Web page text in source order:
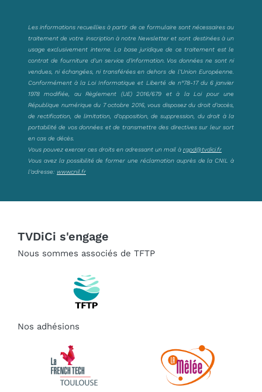
Les informations recueillies à partir de ce formulaire sont nécessaires au
traitement de votre inscription à notre Newsletter et sont destinées à un
usage exclusivement interne. La base juridique de ce traitement est le
contrat de fourniture d’un service d’information. Vos données ne sont ni
vendues, ni échangées, ni transférées en dehors de l’Union Européenne.
Conformément à la Loi Informatique et Liberté de n°78-17 du 6 janvier
1978 modifiée, au Règlement (UE) 2016/679 et à la Loi pour une
République numérique du 7 octobre 2016, vous disposez du droit d’accès,
de rectification, de limitation, d’opposition, de suppression, du droit à la
portabilité de vos données et de transmettre des directives sur leur sort
en cas de décès.
Vous pouvez exercer ces droits en adressant un mail à rgpd@tvdici.fr
Vous avez la possibilité de former une réclamation auprès de la CNIL à
l’adresse: www.cnil.fr
TVDiCi s'engage
Nous sommes associés de TFTP
Nos adhésions